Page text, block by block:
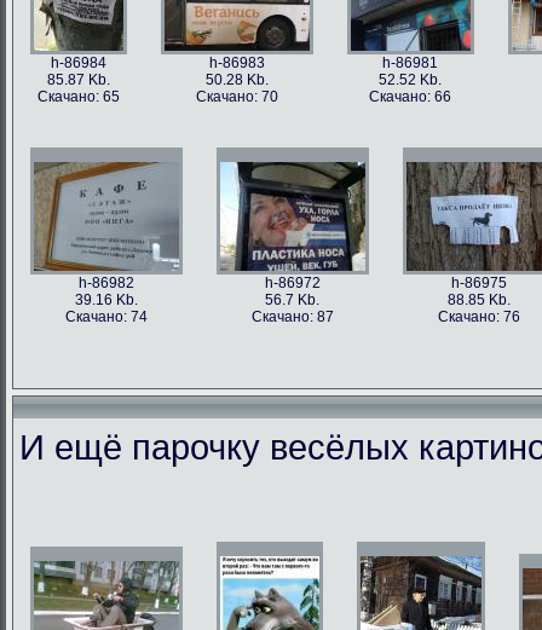
h-86984
85.87 Kb.
Скачано: 65
h-86983
50.28 Kb.
Скачано: 70
h-86981
52.52 Kb.
Скачано: 66
h-86982
39.16 Kb.
Скачано: 74
h-86972
56.7 Kb.
Скачано: 87
h-86975
88.85 Kb.
Скачано: 76
И ещё парочку весёлых